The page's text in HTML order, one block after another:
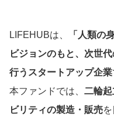
LIFEHUBは、
「人類の
ビジョンのもと、次世
行うスタートアップ企業
本ファンドでは、 二輪
ビリティの製造・販売